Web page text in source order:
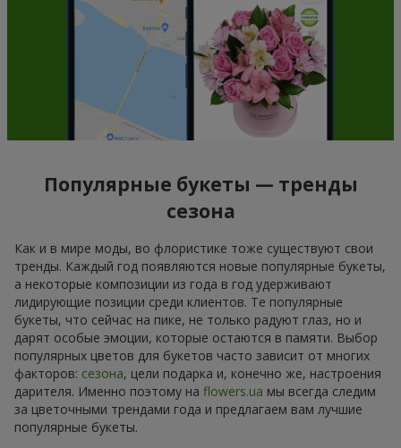
Популярные букеты — тренды
сезона
Как и в мире моды, во флористике тоже существуют свои
тренды. Каждый год появляются новые популярные букеты,
а некоторые композиции из года в год удерживают
лидирующие позиции среди клиентов. Те популярные
букеты, что сейчас на пике, не только радуют глаз, но и
дарят особые эмоции, которые остаются в памяти. Выбор
популярных цветов для букетов часто зависит от многих
факторов: сезона, цели подарка и, конечно же, настроения
дарителя. Именно поэтому на flowers.ua мы всегда следим
за цветочными трендами года и предлагаем вам лучшие
популярные букеты.